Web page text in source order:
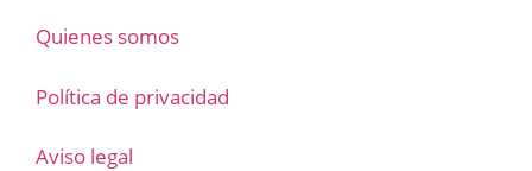
Quienes somos
Política de privacidad
Aviso legal